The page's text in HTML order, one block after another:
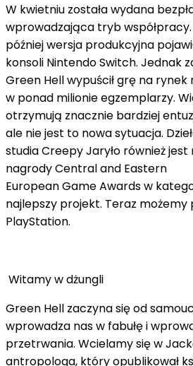
W kwietniu została wydana
wprowadzająca tryb
później wersja produkcyjna
konsoli Nintendo Switch. Jednak
Green Hell wypuścił grę na rynek
w ponad milionie egzemplarzy.
otrzymują znacznie bardziej
ale nie jest to nowa sytuacja.
studia Creepy Jaryło również
nagrody Central and Eastern
European Game Awards w
najlepszy projekt. Teraz
PlayStation.
Witamy w dżungli
Green Hell zaczyna się od
wprowadza nas w fabułę i
przetrwania. Wcielamy się w
antropologa, który opublikował